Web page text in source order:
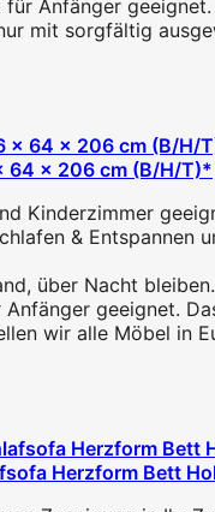
Anfänger
mit sorgfältig
64 x 206 cm (B/H/T)*
Kinderzimmer
& Entspannen
über Nacht
geeignet.
wir alle Möbel in
Herzform Bett